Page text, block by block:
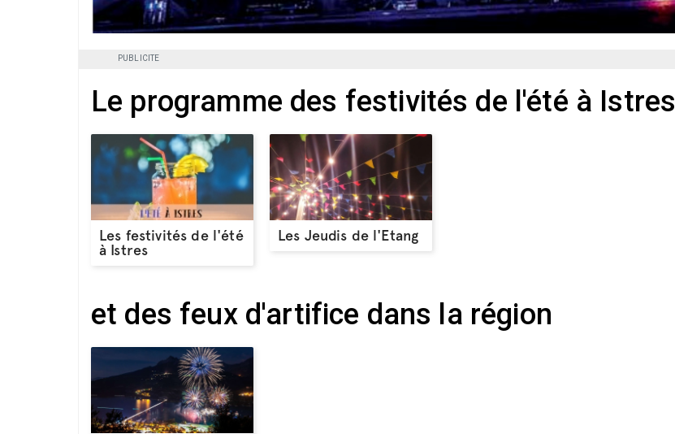
PUBLICITE
Le programme des festivités de l'été à Istres
Les festivités de l'été
à Istres
Les Jeudis de l'Etang
et des feux d'artifice dans la région